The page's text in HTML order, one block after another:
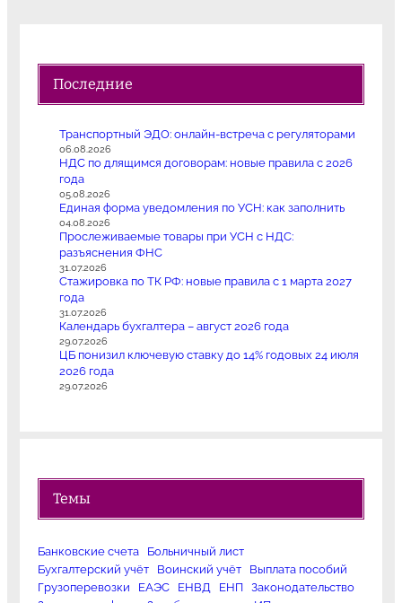
Последние
Транспортный ЭДО: онлайн-встреча с регуляторами
06.08.2026
НДС по длящимся договорам: новые правила с 2026
года
05.08.2026
Единая форма уведомления по УСН: как заполнить
04.08.2026
Прослеживаемые товары при УСН с НДС:
разъяснения ФНС
31.07.2026
Стажировка по ТК РФ: новые правила с 1 марта 2027
года
31.07.2026
Календарь бухгалтера – август 2026 года
29.07.2026
ЦБ понизил ключевую ставку до 14% годовых 24 июля
2026 года
29.07.2026
Темы
Банковские счета
Больничный лист
Бухгалтерский учёт
Воинский учёт
Выплата пособий
Грузоперевозки
ЕАЭС ЕНВД ЕНП
Законодательство